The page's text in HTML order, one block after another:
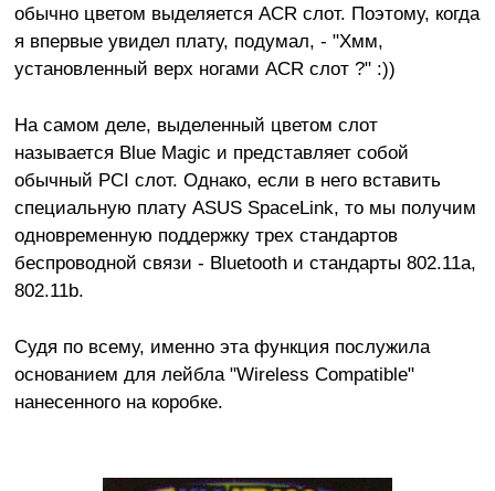
обычно цветом выделяется ACR слот. Поэтому, когда
я впервые увидел плату, подумал, - "Хмм,
установленный верх ногами ACR слот ?" :))
На самом деле, выделенный цветом слот
называется Blue Magic и представляет собой
обычный PCI слот. Однако, если в него вставить
специальную плату ASUS SpaceLink, то мы получим
одновременную поддержку трех стандартов
беспроводной связи - Bluetooth и стандарты 802.11a,
802.11b.
Судя по всему, именно эта функция послужила
основанием для лейбла "Wireless Compatible"
нанесенного на коробке.